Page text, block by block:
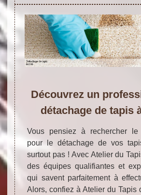
Découvrez un
détachage de tapis
Vous pensiez à rechercher le
pour le détachage de vos
surtout pas ! Avec Atelier du
des équipes qualifiantes et
qui savent parfaitement à
Alors, confiez à Atelier du Tapis